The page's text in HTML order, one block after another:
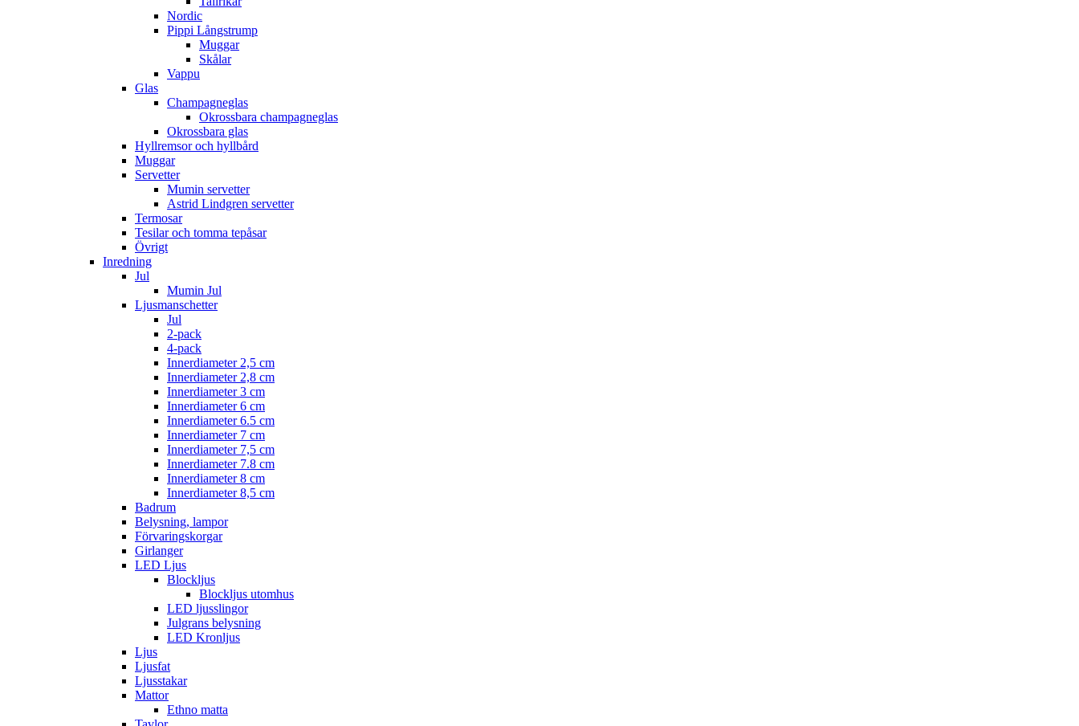
Nordic
Pippi Långstrump
Muggar
Skålar
Vappu
Glas
Champagneglas
Okrossbara champagneglas
Okrossbara glas
Hyllremsor och hyllbård
Muggar
Servetter
Mumin servetter
Astrid Lindgren servetter
Termosar
Tesilar och tomma tepåsar
Övrigt
Inredning
Jul
Mumin Jul
Ljusmanschetter
Jul
2-pack
4-pack
Innerdiameter 2,5 cm
Innerdiameter 2,8 cm
Innerdiameter 3 cm
Innerdiameter 6 cm
Innerdiameter 6.5 cm
Innerdiameter 7 cm
Innerdiameter 7,5 cm
Innerdiameter 7.8 cm
Innerdiameter 8 cm
Innerdiameter 8,5 cm
Badrum
Belysning, lampor
Förvaringskorgar
Girlanger
LED Ljus
Blockljus
Blockljus utomhus
LED ljusslingor
Julgrans belysning
LED Kronljus
Ljus
Ljusfat
Ljusstakar
Mattor
Ethno matta